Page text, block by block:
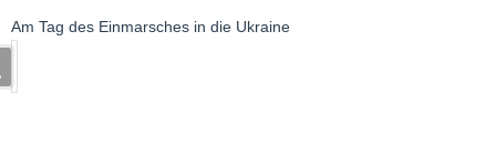
Am Tag des Einmarsches in die Ukraine